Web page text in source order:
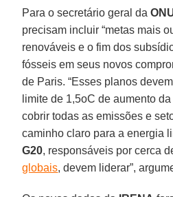
Para o secretário geral da
precisam incluir “metas mais
renováveis e o fim dos
fósseis em seus novos
de Paris. “Esses planos
limite de 1,5oC de aumento
cobrir todas as emissões e
caminho claro para a energia
G20, responsáveis por cerca
globais, devem liderar”,